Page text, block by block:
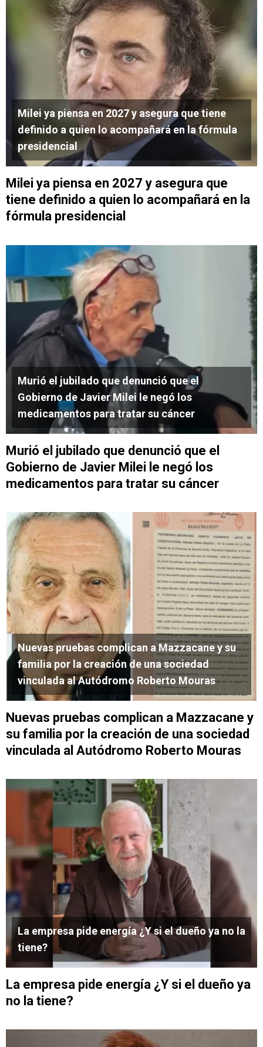
Milei ya piensa en 2027 y asegura que tiene
definido a quien lo acompañará en la fórmula
presidencial
Milei ya piensa en 2027 y asegura que
tiene definido a quien lo acompañará en la
fórmula presidencial
Murió el jubilado que denunció que el
Gobierno de Javier Milei le negó los
medicamentos para tratar su cáncer
Murió el jubilado que denunció que el
Gobierno de Javier Milei le negó los
medicamentos para tratar su cáncer
Nuevas pruebas complican a Mazzacane y su
familia por la creación de una sociedad
vinculada al Autódromo Roberto Mouras
Nuevas pruebas complican a Mazzacane y
su familia por la creación de una sociedad
vinculada al Autódromo Roberto Mouras
La empresa pide energía ¿Y si el dueño ya no la
tiene?
La empresa pide energía ¿Y si el dueño ya
no la tiene?